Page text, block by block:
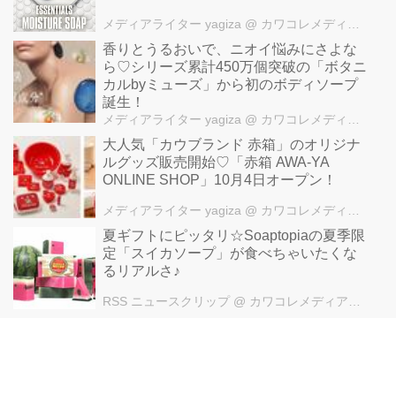
メディアライター yagiza @ カワコレメディア編集部
香りとうるおいで、ニオイ悩みにさよな
ら♡シリーズ累計450万個突破の「ボタニ
カルbyミューズ」から初のボディソープ
誕生！
メディアライター yagiza @ カワコレメディア編集部
大人気「カウブランド 赤箱」のオリジナ
ルグッズ販売開始♡「赤箱 AWA-YA
ONLINE SHOP」10月4日オープン！
メディアライター yagiza @ カワコレメディア編集部
夏ギフトにピッタリ☆Soaptopiaの夏季限
定「スイカソープ」が食べちゃいたくな
るリアルさ♪
RSS ニュースクリップ @ カワコレメディア編集部